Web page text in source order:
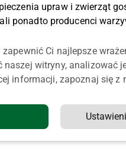
upraw i zwierząt
ponadto producenci
– poinformował
ziemniaków lub
a przy ubezpieczeniu
truskawek lub roślin
suszę, powódź,
Ci najlepsze
naszej witryny, analizować
informacji, zapoznaj się z